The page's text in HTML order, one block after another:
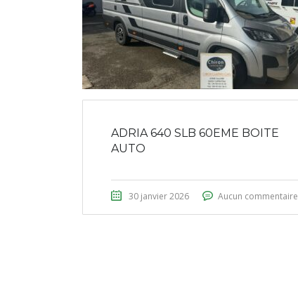
ADRIA 640 SLB 60EME BOITE
AUTO
30 janvier 2026 Aucun commentaire